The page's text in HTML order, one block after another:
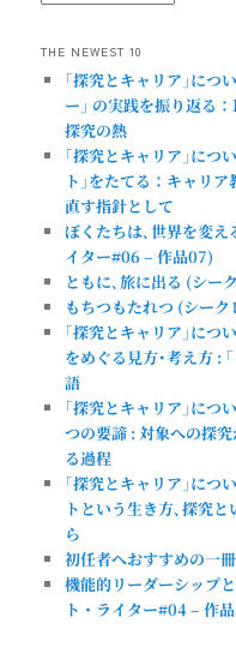
THE NEWEST 10
｢探究とキャリア｣につ
ー｣ の実践を振り返る
探究の熱
｢探究とキャリア｣につ
ト｣をたてる：キャリ
直す指針として
ぼくたちは､世界を変え
イター#06 – 作品07)
ともに､旅に出る (シー
もちつもたれつ (シー
｢探究とキャリア｣につ
をめぐる見方･考え方 :
語
｢探究とキャリア｣につ
つの要諦 : 対象への探
る過程
｢探究とキャリア｣につ
トという生き方､探究
ら
初任者へおすすめの一
機能的リーダーシップ
ト・ライター#04 – 作